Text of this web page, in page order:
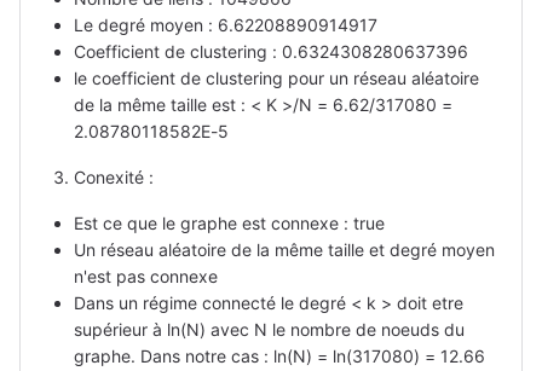
Le degré moyen : 6.62208890914917
Coefficient de clustering : 0.6324308280637396
le coefficient de clustering pour un réseau aléatoire
de la même taille est : < K >/N = 6.62/317080 =
2.08780118582E-5
Conexité :
Est ce que le graphe est connexe : true
Un réseau aléatoire de la même taille et degré moyen
n'est pas connexe
Dans un régime connecté le degré < k > doit etre
supérieur à ln(N) avec N le nombre de noeuds du
graphe. Dans notre cas : ln(N) = ln(317080) = 12.66